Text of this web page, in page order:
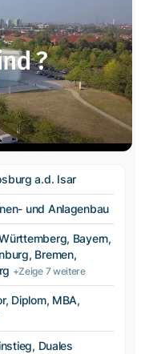
a.d. Isar
und Anlagenbau
Bayern,
Bremen,
+Zeige 7 weitere
Diplom, MBA,
Duales